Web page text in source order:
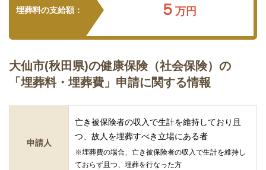
埋葬料の支給額： ５万円
大仙市(秋田県)の健康保険（社会保険）の
「埋葬料・埋葬費」申請に関する情報
申請人
亡き被保険者の収入で生計を維持しており且
つ、故人を埋葬すべき立場にある者
※埋葬費の場合、亡き被保険者の収入で生計を維持し
ておらず且つ、埋葬を行なった方